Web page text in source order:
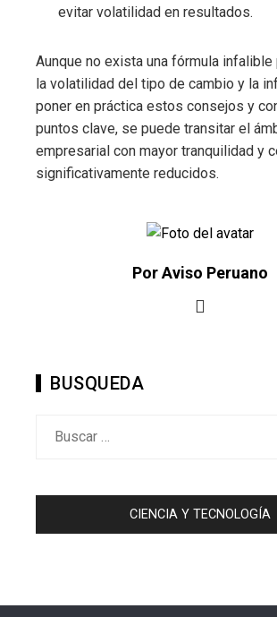
evitar volatilidad en resultados.
Aunque no exista una fórmula infalible
la volatilidad del tipo de cambio y la
poner en práctica estos consejos y
puntos clave, se puede transitar el
empresarial con mayor tranquilidad y
significativamente reducidos.
Por Aviso Peruano
BUSQUEDA
CIENCIA Y TECNOLOGÍA